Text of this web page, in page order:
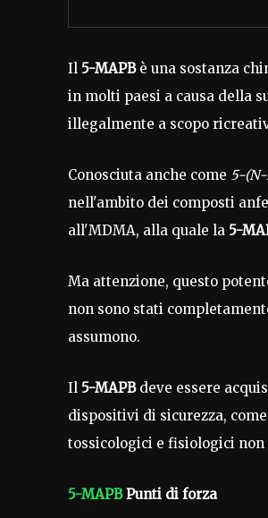
Il 5-MAPBè una sostanza
in molti paesi a causa della
illegalmente a scopo
Conosciuta anche come 5-
nell'ambito dei composti
all'MDMA, alla quale la 5-
Ma attenzione, questo
non sono stati
assumono.
Il 5-MAPBdeve essere
dispositivi di sicurezza,
tossicologici e fisiologici
5-MAPBPunti di forza